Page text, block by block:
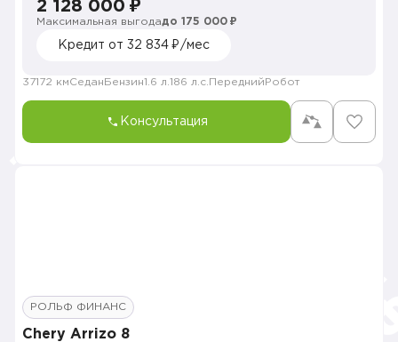
2 128 000 ₽
Максимальная выгодадо 175 000 ₽
Кредит от 32 834 ₽/мес
37172 кмСедан Бензин1.6 л. 186 л.с. Передний Робот
Консультация
РОЛЬФ ФИНАНС
Chery Arrizo 8